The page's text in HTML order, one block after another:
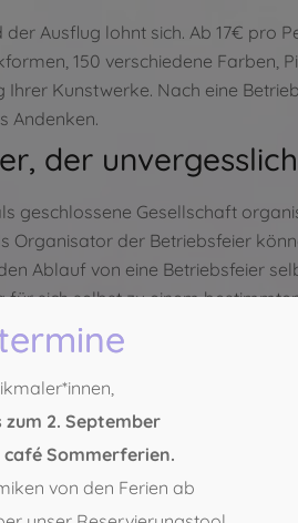
Ausflug lohnt sich. Ab 17€ pro
150 verschiedene Farben,
Kunstwerke. Nach eine
Andenken.
der
geschlossene Gesellschaft
der Betriebsfeier
Ablauf von eine Betriebsfeier
für sich selbst zu einem
Organisation aller Ideen offen.
zum 2. September
Sommerferien.
von den Ferien ab